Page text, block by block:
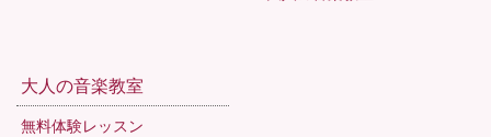
大人の音楽教室
無料体験レッスン